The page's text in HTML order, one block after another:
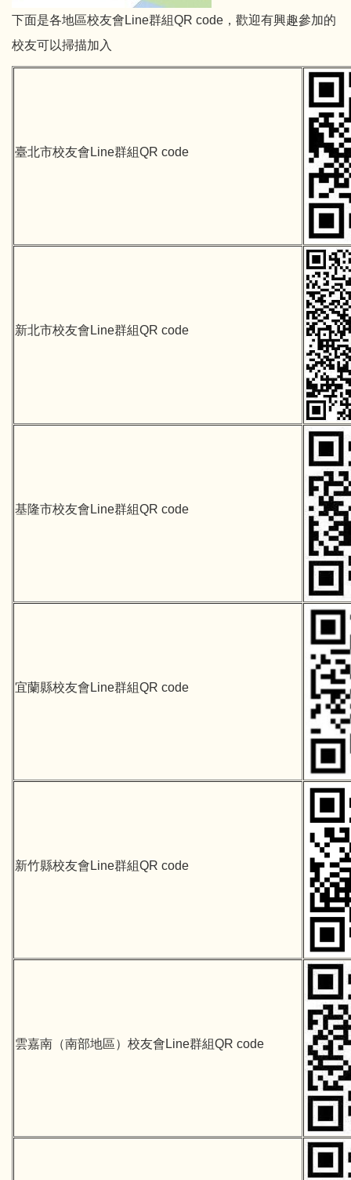
下面是各地區校友會Line群組QR code，歡迎有興趣參加的
校友可以掃描加入
臺北市校友會Line群組QR code
新北市校友會Line群組QR code
基隆市校友會Line群組QR code
宜蘭縣校友會Line群組QR code
新竹縣校友會Line群組QR code
雲嘉南（南部地區）校友會Line群組QR code